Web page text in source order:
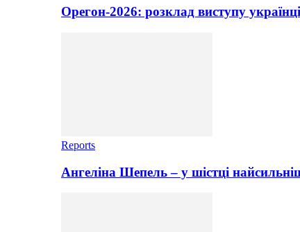
Орегон-2026: розклад виступу
Reports
Ангеліна Шепель – у шістці